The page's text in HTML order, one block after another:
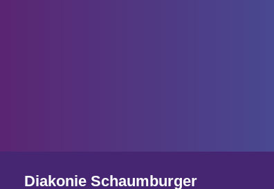
Diakonie Schaumburger